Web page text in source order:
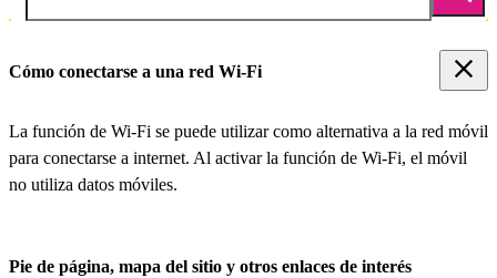
Cómo conectarse a una red Wi-Fi
La función de Wi-Fi se puede utilizar como alternativa a la red móvil
para conectarse a internet. Al activar la función de Wi-Fi, el móvil
no utiliza datos móviles.
Pie de página, mapa del sitio y otros enlaces de interés